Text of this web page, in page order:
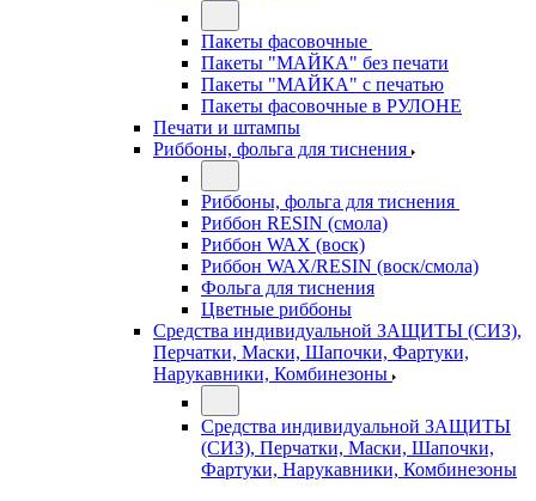
Пакеты фасовочные
Пакеты "МАЙКА" без печати
Пакеты "МАЙКА" с печатью
Пакеты фасовочные в РУЛОНЕ
Печати и штампы
Риббоны, фольга для тиснения
Риббоны, фольга для тиснения
Риббон RESIN (смола)
Риббон WAX (воск)
Риббон WAX/RESIN (воск/смола)
Фольга для тиснения
Цветные риббоны
Средства индивидуальной ЗАЩИТЫ (СИЗ),
Перчатки, Маски, Шапочки, Фартуки,
Нарукавники, Комбинезоны
Средства индивидуальной ЗАЩИТЫ
(СИЗ), Перчатки, Маски, Шапочки,
Фартуки, Нарукавники, Комбинезоны